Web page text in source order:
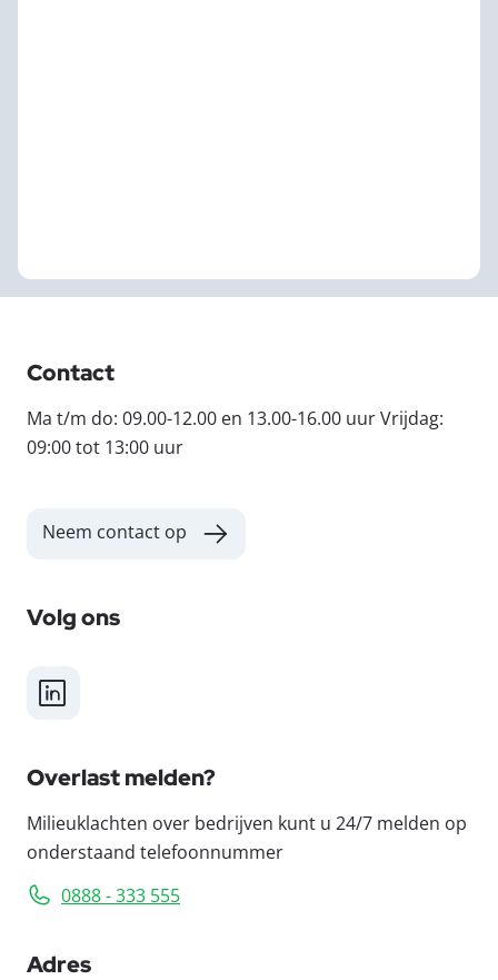
Contact
Ma t/m do: 09.00-12.00 en 13.00-16.00 uur Vrijdag:
09:00 tot 13:00 uur
Neem contact op
Volg ons
LinkedIn
Overlast melden?
Milieuklachten over bedrijven kunt u 24/7 melden op
onderstaand telefoonnummer
0888 - 333 555
Adres